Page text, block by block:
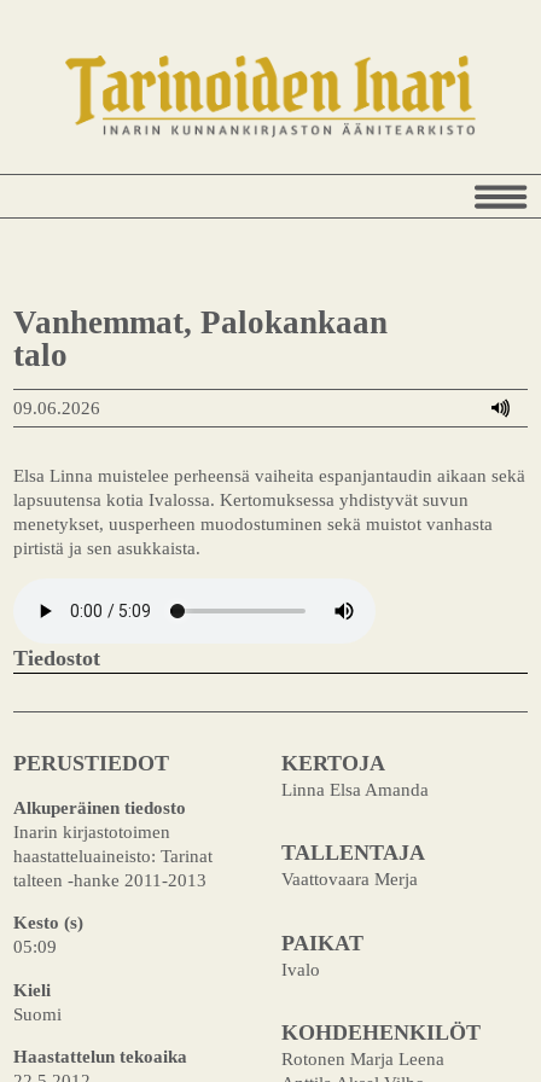
Vanhemmat, Palokankaan
talo
09.06.2026
Elsa Linna muistelee perheensä vaiheita espanjantaudin aikaan sekä
lapsuutensa kotia Ivalossa. Kertomuksessa yhdistyvät suvun
menetykset, uusperheen muodostuminen sekä muistot vanhasta
pirtistä ja sen asukkaista.
Tiedostot
PERUSTIEDOT
Alkuperäinen tiedosto
Inarin kirjastotoimen
haastatteluaineisto: Tarinat
talteen -hanke 2011-2013
Kesto (s)
05:09
Kieli
Suomi
Haastattelun tekoaika
KERTOJA
Linna Elsa Amanda
TALLENTAJA
Vaattovaara Merja
PAIKAT
Ivalo
KOHDEHENKILÖT
Rotonen Marja Leena